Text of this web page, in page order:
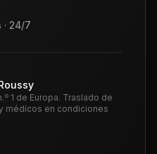
24/7
1 de Europa. Traslado de
médicos en condiciones